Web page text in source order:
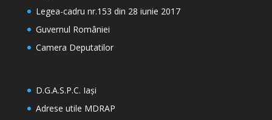
Legea-cadru nr.153 din 28 iunie 2017
Guvernul României
Camera Deputatilor
D.G.A.S.P.C. Iași
Adrese utile MDRAP